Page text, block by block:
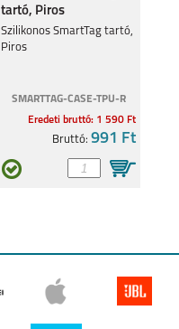
tartó, Piros
Szilikonos SmartTag tartó,
Piros
SMARTTAG-CASE-TPU-R
Eredeti bruttó: 1 590 Ft
Bruttó:991 Ft